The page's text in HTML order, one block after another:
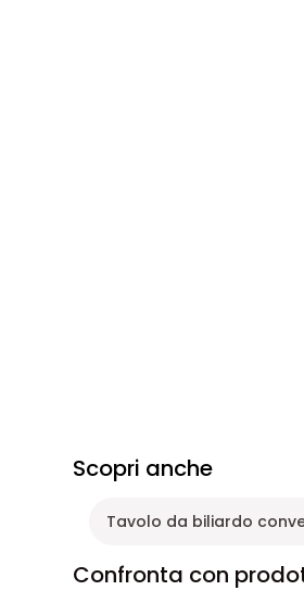
Scopri anche
Tavolo da biliardo
Confronta con